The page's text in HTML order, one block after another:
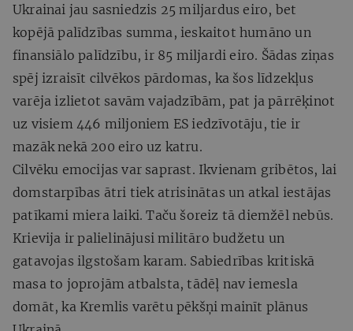
Ukrainai jau sasniedzis 25 miljardus eiro, bet
kopējā palīdzības summa, ieskaitot humāno un
finansiālo palīdzību, ir 85 miljardi eiro. Šādas ziņas
spēj izraisīt cilvēkos pārdomas, ka šos līdzekļus
varēja izlietot savām vajadzībām, pat ja pārrēķinot
uz visiem 446 miljoniem ES iedzīvotāju, tie ir
mazāk nekā 200 eiro uz katru.
Cilvēku emocijas var saprast. Ikvienam gribētos, lai
domstarpības ātri tiek atrisinātas un atkal iestājas
patīkami miera laiki. Taču šoreiz tā diemžēl nebūs.
Krievija ir palielinājusi militāro budžetu un
gatavojas ilgstošam karam. Sabiedrības kritiskā
masa to joprojām atbalsta, tādēļ nav iemesla
domāt, ka Kremlis varētu pēkšņi mainīt plānus